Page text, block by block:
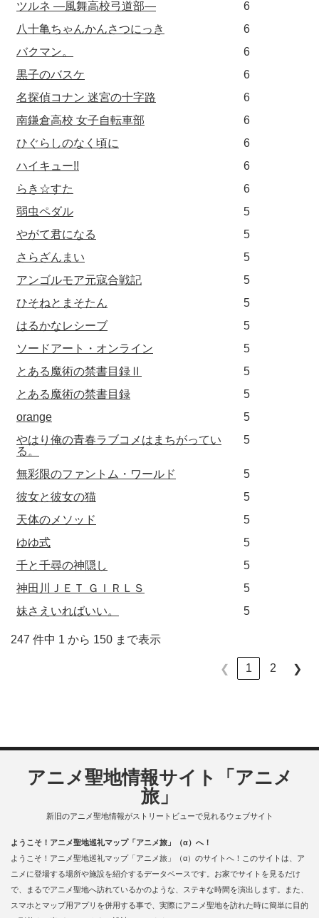
ツルネ ―風舞高校弓道部―
6
八十亀ちゃんかんさつにっき
6
バクマン。
6
黒子のバスケ
6
名探偵コナン 迷宮の十字路
6
南鎌倉高校 女子自転車部
6
ひぐらしのなく頃に
6
ハイキュー!!
6
らき☆すた
6
弱虫ペダル
5
やがて君になる
5
さらざんまい
5
アンゴルモア元寇合戦記
5
ひそねとまそたん
5
はるかなレシーブ
5
ソードアート・オンライン
5
とある魔術の禁書目録Ⅱ
5
とある魔術の禁書目録
5
orange
5
やはり俺の青春ラブコメはまちがってい
る。
5
無彩限のファントム・ワールド
5
彼女と彼女の猫
5
天体のメソッド
5
ゆゆ式
5
千と千尋の神隠し
5
神田川ＪＥＴ ＧＩＲＬＳ
5
妹さえいればいい。
5
247 件中 1 から 150 まで表示
❮ 1 2 ❯
アニメ聖地情報サイト「アニメ
旅」
新旧のアニメ聖地情報がストリートビューで見れるウェブサイト
ようこそ！アニメ聖地巡礼マップ「アニメ旅」（α）へ！
ようこそ！アニメ聖地巡礼マップ「アニメ旅」（α）のサイトへ！このサイトは、ア
ニメに登場する場所や施設を紹介するデータベースです。お家でサイトを見るだけ
で、まるでアニメ聖地へ訪れているかのような、ステキな時間を演出します。また、
スマホとマップ用アプリを併用する事で、実際にアニメ聖地を訪れた時に簡単に目的